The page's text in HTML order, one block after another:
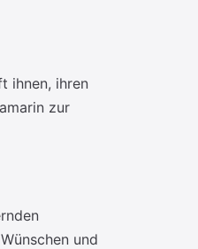
ihnen, ihren
zur
und